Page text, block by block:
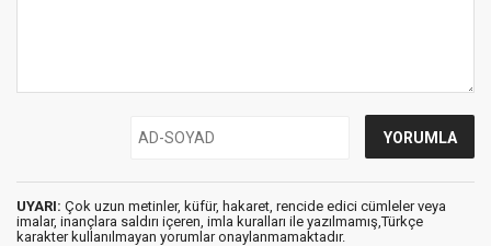
UYARI: Çok uzun metinler, küfür, hakaret, rencide edici cümleler veya
imalar, inançlara saldırı içeren, imla kuralları ile yazılmamış,Türkçe
karakter kullanılmayan yorumlar onaylanmamaktadır.